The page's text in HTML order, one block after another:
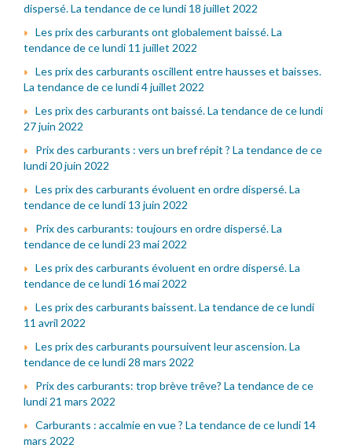
dispersé. La tendance de ce lundi 18 juillet 2022
Les prix des carburants ont globalement baissé. La
tendance de ce lundi 11 juillet 2022
Les prix des carburants oscillent entre hausses et baisses.
La tendance de ce lundi 4 juillet 2022
Les prix des carburants ont baissé. La tendance de ce lundi
27 juin 2022
Prix des carburants : vers un bref répit ? La tendance de ce
lundi 20 juin 2022
Les prix des carburants évoluent en ordre dispersé. La
tendance de ce lundi 13 juin 2022
Prix des carburants: toujours en ordre dispersé. La
tendance de ce lundi 23 mai 2022
Les prix des carburants évoluent en ordre dispersé. La
tendance de ce lundi 16 mai 2022
Les prix des carburants baissent. La tendance de ce lundi
11 avril 2022
Les prix des carburants poursuivent leur ascension. La
tendance de ce lundi 28 mars 2022
Prix des carburants: trop brève trêve? La tendance de ce
lundi 21 mars 2022
Carburants : accalmie en vue ? La tendance de ce lundi 14
mars 2022